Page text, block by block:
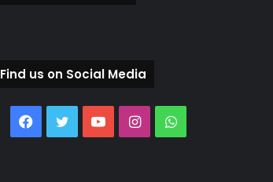
Find us on Social Media
Facebook
TwitterYouTubeInstagramWhatsApp